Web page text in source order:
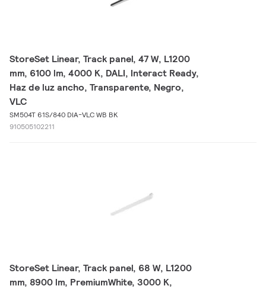
StoreSet Linear, Track panel, 47 W, L1200
mm, 6100 lm, 4000 K, DALI, Interact Ready,
Haz de luz ancho, Transparente, Negro,
VLC
SM504T 61S/840 DIA-VLC WB BK
910505102211
StoreSet Linear, Track panel, 68 W, L1200
mm, 8900 lm, PremiumWhite, 3000 K,